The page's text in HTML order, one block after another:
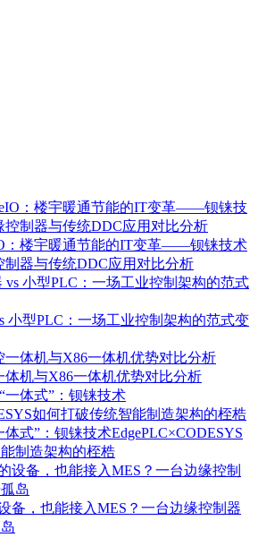
：楼宇暖通节能的IT变革——钡铼技术
制器与传统DDC应用对比分析
小型PLC：一场工业控制架构的范式变
体机与X86一体机优势对比分析
体式”：钡铼技术EdgePLC×CODESYS
制造架构的桎梏
备，也能接入MES？一台边缘控制器